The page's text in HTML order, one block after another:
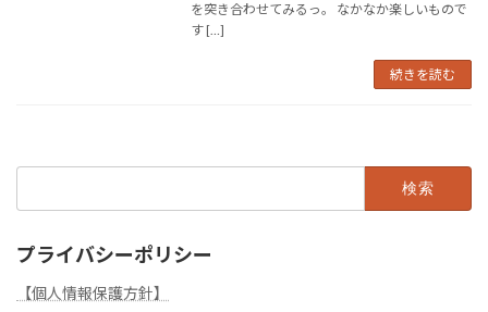
を突き合わせてみるっ。 なかなか楽しいもので
す […]
続きを読む
プライバシーポリシー
【個人情報保護方針】